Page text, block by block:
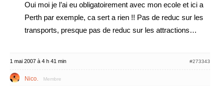
Oui moi je l’ai eu obligatoirement avec mon ecole et ici a
Perth par exemple, ca sert a rien !! Pas de reduc sur les
transports, presque pas de reduc sur les attractions…
1 mai 2007 à 4 h 41 min #273343
Nico. Membre